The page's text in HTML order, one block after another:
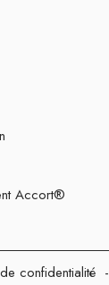
Accort®
confidentialité -